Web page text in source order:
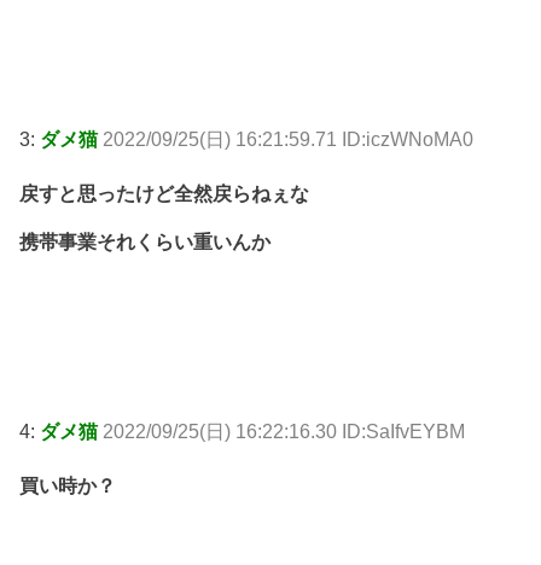
3: ダメ猫 2022/09/25(日) 16:21:59.71 ID:iczWNoMA0
戻すと思ったけど全然戻らねぇな
携帯事業それくらい重いんか
4: ダメ猫 2022/09/25(日) 16:22:16.30 ID:SaIfvEYBM
買い時か？